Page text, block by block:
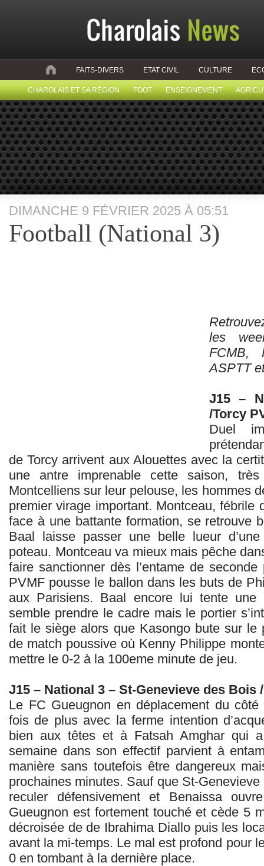
FAITS-DIVERS ETAT CIVIL CULTURE
CHAROLAIS ET SA RÉGION FOOT ENSEIGNEMENT
DIMANCHE 9 FÉVRIER 2025 À 05:51
Football (National 3)
les
FCMB,
ASPTT
J15 –
/Torcy
Duel
de Torcy arrivent aux Alouettes avec la
une antre imprenable cette saison,
Montcelliens sur leur pelouse, les hommes
premier virage important. Montceau, fébrile
face à une battante formation, se retrouve
Baal laisse passer une belle lueur
poteau. Montceau va mieux mais pêche
faire sanctionner dès l’entame de seconde
PVMF pousse le ballon dans les buts de
aux Parisiens. Baal encore lui tente
semble prendre le cadre mais le portier
fait le siège alors que Kasongo bute sur le
de match poussive où Kenny Philippe
mettre le 0-2 à la 100eme minute de jeu.
J15 – National 3 – St-Genevieve des Bois
Le FC Gueugnon en déplacement du
fois de plus avec la ferme intention
bien aux têtes et à Fatsah Amghar qui
semaine dans son effectif parvient à
manière sans toutefois être dangereux
prochaines minutes. Sauf que St-
reculer défensivement et Benaissa
Gueugnon est fortement touché et cède 5
décroisée de de Ibrahima Diallo puis les
avant la mi-temps. Le mal est profond pour
0 en tombant à la dernière place.